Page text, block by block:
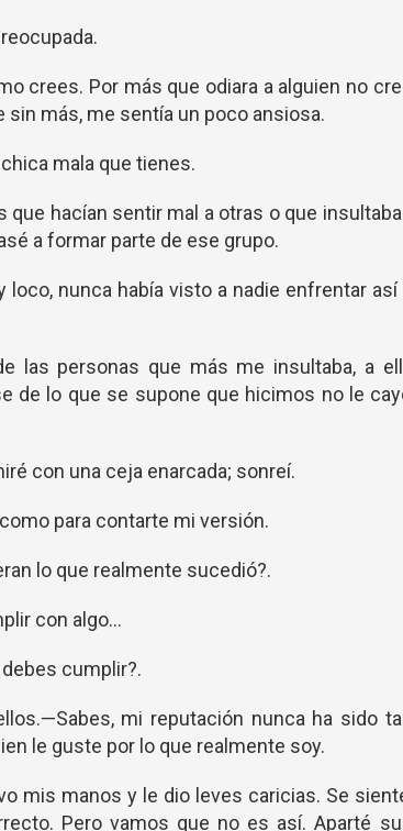
crees. Por más que odiara a alguien no
sin más, me sentía un poco ansiosa.
mala que tienes.
que hacían sentir mal a otras o que
a formar parte de ese grupo.
nunca había visto a nadie enfrentar así
las personas que más me insultaba, a
de lo que se supone que hicimos no le
con una ceja enarcada; sonreí.
para contarte mi versión.
lo que realmente sucedió?.
con algo...
cumplir?.
mi reputación nunca ha sido
le guste por lo que realmente soy.
mis manos y le dio leves caricias. Se
Pero vamos que no es así. Aparté